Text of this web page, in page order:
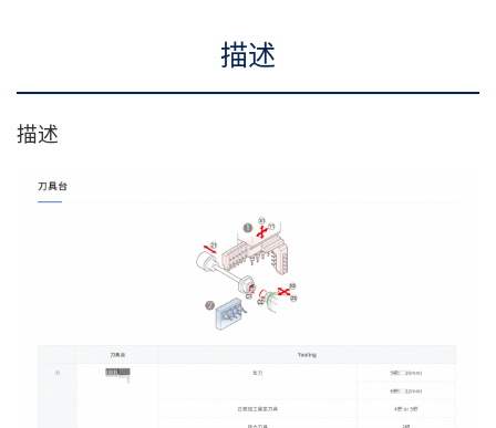
描述
描述